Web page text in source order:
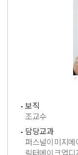
보직
조교수
담당교과
퍼스널이미지
릭터메이크업